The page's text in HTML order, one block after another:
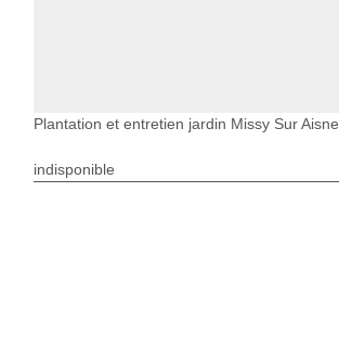
Plantation et entretien jardin Missy Sur Aisne
indisponible